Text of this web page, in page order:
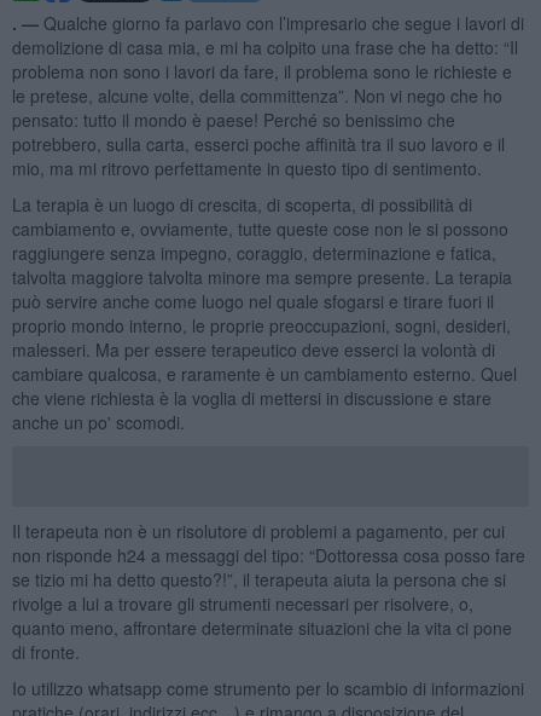
. — Qualche giorno fa parlavo con l’impresario che segue i lavori di
demolizione di casa mia, e mi ha colpito una frase che ha detto: “Il
problema non sono i lavori da fare, il problema sono le richieste e
le pretese, alcune volte, della committenza”. Non vi nego che ho
pensato: tutto il mondo è paese! Perché so benissimo che
potrebbero, sulla carta, esserci poche affinità tra il suo lavoro e il
mio, ma mi ritrovo perfettamente in questo tipo di sentimento.
La terapia è un luogo di crescita, di scoperta, di possibilità di
cambiamento e, ovviamente, tutte queste cose non le si possono
raggiungere senza impegno, coraggio, determinazione e fatica,
talvolta maggiore talvolta minore ma sempre presente. La terapia
può servire anche come luogo nel quale sfogarsi e tirare fuori il
proprio mondo interno, le proprie preoccupazioni, sogni, desideri,
malesseri. Ma per essere terapeutico deve esserci la volontà di
cambiare qualcosa, e raramente è un cambiamento esterno. Quel
che viene richiesta è la voglia di mettersi in discussione e stare
anche un po' scomodi.
Il terapeuta non è un risolutore di problemi a pagamento, per cui
non risponde h24 a messaggi del tipo: “Dottoressa cosa posso fare
se tizio mi ha detto questo?!”, il terapeuta aiuta la persona che si
rivolge a lui a trovare gli strumenti necessari per risolvere, o,
quanto meno, affrontare determinate situazioni che la vita ci pone
di fronte.
Io utilizzo whatsapp come strumento per lo scambio di informazioni